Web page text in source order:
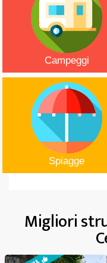
Campeggi
Spiagge
Migliori